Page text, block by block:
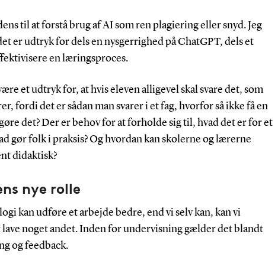
til at forstå brug af AI som ren plagiering eller snyd. Jeg
er udtryk for dels en nysgerrighed på ChatGPT, dels et
en læringsproces.
et udtryk for, at hvis eleven alligevel skal svare det, som
fordi det er sådan man svarer i et fag, hvorfor så ikke få en
det? Der er behov for at forholde sig til, hvad det er for et
gør folk i praksis? Og hvordan kan skolerne og lærerne
didaktisk?
nye rolle
kan udføre et arbejde bedre, end vi selv kan, kan vi
lave noget andet. Inden for undervisning gælder det blandt
og feedback.